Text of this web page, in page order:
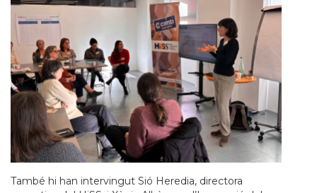
També hi han intervingut Sió Heredia, directora